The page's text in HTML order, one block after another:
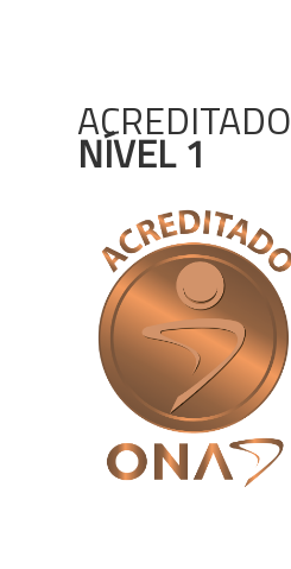
ACREDITADO
NÍVEL 1